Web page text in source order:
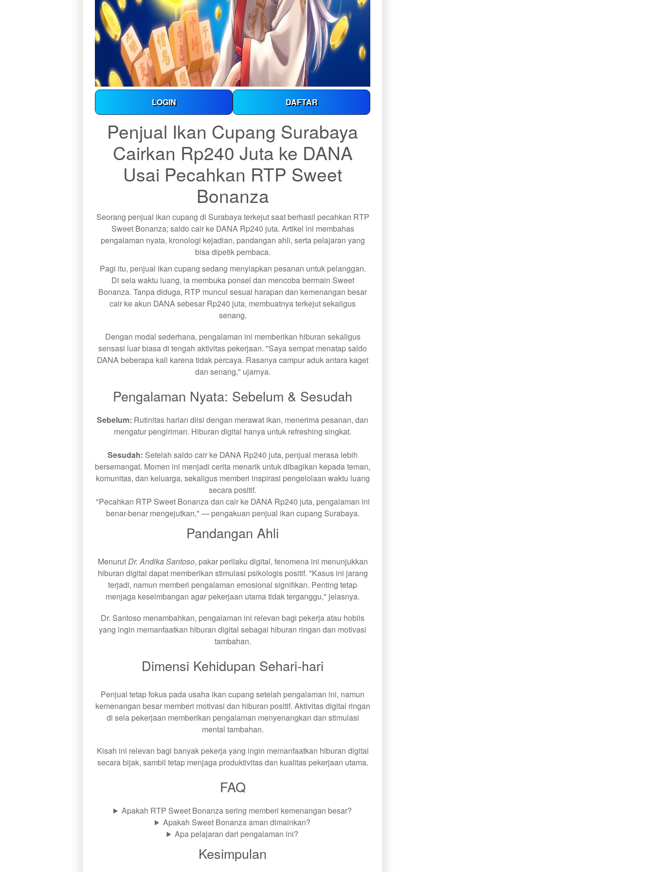
LOGIN DAFTAR
Penjual Ikan Cupang Surabaya
Cairkan Rp240 Juta ke DANA
Usai Pecahkan RTP Sweet
Bonanza
Seorang penjual ikan cupang di Surabaya terkejut saat berhasil pecahkan RTP
Sweet Bonanza; saldo cair ke DANA Rp240 juta. Artikel ini membahas
pengalaman nyata, kronologi kejadian, pandangan ahli, serta pelajaran yang
bisa dipetik pembaca.
Pagi itu, penjual ikan cupang sedang menyiapkan pesanan untuk pelanggan.
Di sela waktu luang, ia membuka ponsel dan mencoba bermain Sweet
Bonanza. Tanpa diduga, RTP muncul sesuai harapan dan kemenangan besar
cair ke akun DANA sebesar Rp240 juta, membuatnya terkejut sekaligus
senang.
Dengan modal sederhana, pengalaman ini memberikan hiburan sekaligus
sensasi luar biasa di tengah aktivitas pekerjaan. "Saya sempat menatap saldo
DANA beberapa kali karena tidak percaya. Rasanya campur aduk antara kaget
dan senang," ujarnya.
Pengalaman Nyata: Sebelum & Sesudah
Sebelum: Rutinitas harian diisi dengan merawat ikan, menerima pesanan, dan
mengatur pengiriman. Hiburan digital hanya untuk refreshing singkat.
Sesudah: Setelah saldo cair ke DANA Rp240 juta, penjual merasa lebih
bersemangat. Momen ini menjadi cerita menarik untuk dibagikan kepada teman,
komunitas, dan keluarga, sekaligus memberi inspirasi pengelolaan waktu luang
secara positif.
"Pecahkan RTP Sweet Bonanza dan cair ke DANA Rp240 juta, pengalaman ini
benar-benar mengejutkan," — pengakuan penjual ikan cupang Surabaya.
Pandangan Ahli
MenurutDr. Andika Santoso, pakar perilaku digital, fenomena ini menunjukkan
hiburan digital dapat memberikan stimulasi psikologis positif. "Kasus ini jarang
terjadi, namun memberi pengalaman emosional signifikan. Penting tetap
menjaga keseimbangan agar pekerjaan utama tidak terganggu," jelasnya.
Dr. Santoso menambahkan, pengalaman ini relevan bagi pekerja atau hobiis
yang ingin memanfaatkan hiburan digital sebagai hiburan ringan dan motivasi
tambahan.
Dimensi Kehidupan Sehari-hari
Penjual tetap fokus pada usaha ikan cupang setelah pengalaman ini, namun
kemenangan besar memberi motivasi dan hiburan positif. Aktivitas digital ringan
di sela pekerjaan memberikan pengalaman menyenangkan dan stimulasi
mental tambahan.
Kisah ini relevan bagi banyak pekerja yang ingin memanfaatkan hiburan digital
secara bijak, sambil tetap menjaga produktivitas dan kualitas pekerjaan utama.
FAQ
Apakah RTP Sweet Bonanza sering memberi kemenangan besar?
Apakah Sweet Bonanza aman dimainkan?
Apa pelajaran dari pengalaman ini?
Kesimpulan